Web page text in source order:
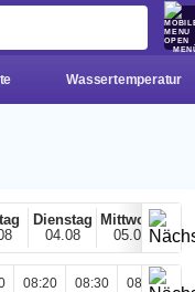
Wassertemperatur
Dienstag
04.08
Mittwoch
05.08
08:20 08:30 08:40